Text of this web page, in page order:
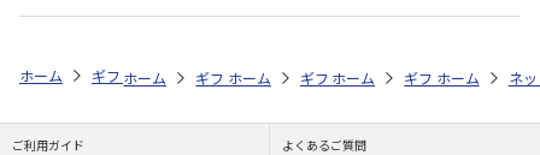
ホーム ギフトストア お中元・夏ギフト特集 2026 そうめん・麺類
ホーム ギフトストア お中元・夏ギフト特集 2026
ホーム ギフトストア お中元・夏ギフト
ホーム ギフトストア お
ホーム ネ
ご利用ガイド よくあるご質問